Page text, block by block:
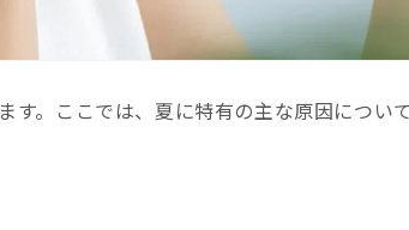
。ここでは、夏に特有の主な原因につい